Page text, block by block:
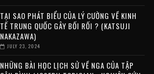
TẠI SAO PHÁT BIỂU CỦA LÝ CƯỜNG VỀ KINH
TẾ TRUNG QUỐC GÂY BỐI RỐI ? (KATSUJI
NAKAZAWA)
JULY 23, 2024
NHỮNG BÀI HỌC LỊCH SỬ VỀ NGA CỦA TẬP